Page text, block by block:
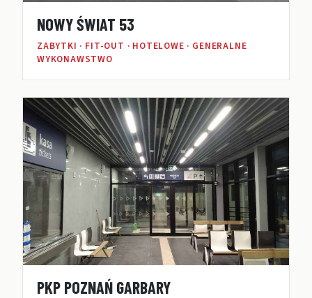
NOWY ŚWIAT 53
ZABYTKI · FIT-OUT · HOTELOWE · GENERALNE
WYKONAWSTWO
PKP POZNAŃ GARBARY